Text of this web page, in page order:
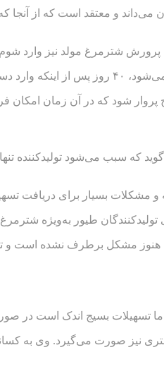
و معتقد است که از آنجا
می‌شوند.
که سبب می‌شود
طیور به‌ویژه
مشکل برطرف نشده است و
در صورتی که برای توسعه کار به
نیز صورت می‌گیرد. وی به